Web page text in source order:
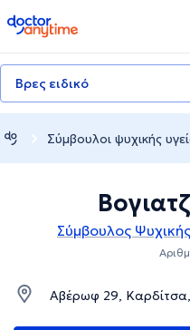
doctoranytime
Βρες ειδικό
Σύμβουλοι ψυχικής
Σύμβουλος
Αβέρωφ 29,